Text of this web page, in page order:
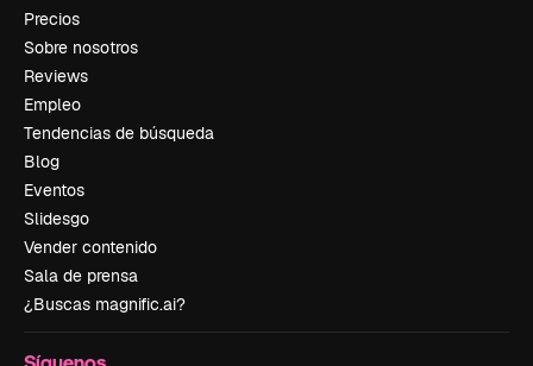
Precios
Sobre nosotros
Reviews
Empleo
Tendencias de búsqueda
Blog
Eventos
Slidesgo
Vender contenido
Sala de prensa
¿Buscas magnific.ai?